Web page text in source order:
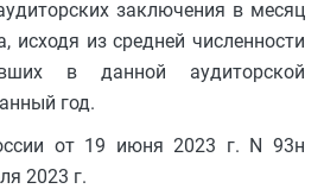
заключения в месяц
исходя из средней численности
в данной аудиторской
год.
от 19 июня 2023 г. N 93н
2023 г.